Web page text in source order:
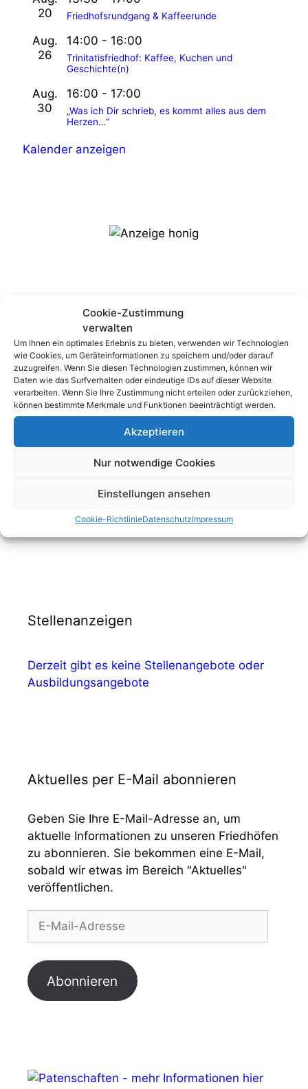
Cookie-Zustimmung
verwalten
Um Ihnen ein optimales Erlebnis zu bieten, verwenden wir Technologien
wie Cookies, um Geräteinformationen zu speichern und/oder darauf
zuzugreifen. Wenn Sie diesen Technologien zustimmen, können wir
Daten wie das Surfverhalten oder eindeutige IDs auf dieser Website
verarbeiten. Wenn Sie Ihre Zustimmung nicht erteilen oder zurückziehen,
können bestimmte Merkmale und Funktionen beeinträchtigt werden.
Akzeptieren
Nur notwendige Cookies
Einstellungen ansehen
Cookie-RichtlinieDatenschutzImpressum
20
Friedhofsrundgang & Kaffeerunde
Aug.
26
14:00 - 16:00
Trinitatisfriedhof: Kaffee, Kuchen und
Geschichte(n)
Aug.
30
16:00 - 17:00
„Was ich Dir schrieb, es kommt alles aus dem
Herzen…“
Kalender anzeigen
Aktuelle Neuigkeiten
Ein besonderer Veranstaltungshinweis:
Leben ist mehr als Anfang und Ende
Der Gottesackerhonig ist zurück – die neue
Ernte kommt in Kürze! 🍯🐝
Veranstaltungshinweis: Kunstvolle Grabmale
zweites Halbjahr
Stellenanzeigen
Derzeit gibt es keine Stellenangebote oder
Ausbildungsangebote
Aktuelles per E-Mail abonnieren
Geben Sie Ihre E-Mail-Adresse an, um
aktuelle Informationen zu unseren Friedhöfen
zu abonnieren. Sie bekommen eine E-Mail,
sobald wir etwas im Bereich "Aktuelles"
veröffentlichen.
Mail-
Adresse
Abonnieren